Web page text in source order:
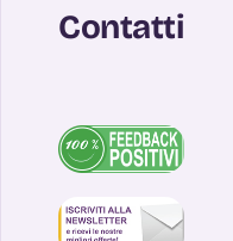
Contatti